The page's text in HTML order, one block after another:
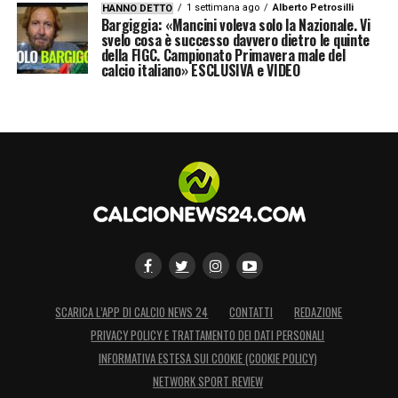
LA PLAYLIST DELLE NOSTRE TOP NEWS
HANNO DETTO 1 settimana ago Alberto Petrosilli
Bargiggia: «Mancini voleva solo la Nazionale. Vi
svelo cosa è successo davvero dietro le quinte
della FIGC. Campionato Primavera male del
calcio italiano» ESCLUSIVA e VIDEO
SCARICA L’APP DI CALCIO NEWS 24 CONTATTI
REDAZIONE
PRIVACY POLICY E TRATTAMENTO DEI DATI PERSONALI
INFORMATIVA ESTESA SUI COOKIE (COOKIE POLICY)
NETWORK SPORT REVIEW